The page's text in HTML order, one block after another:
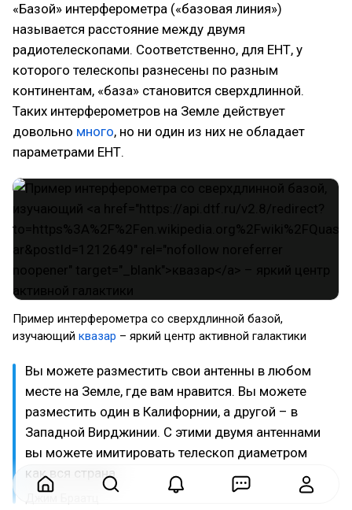
«Базой» интерферометра («базовая линия»)
называется расстояние между двумя
радиотелескопами. Соответственно, для ЕНТ, у
которого телескопы разнесены по разным
континентам, «база» становится сверхдлинной.
Таких интерферометров на Земле действует
довольно много, но ни один из них не обладает
параметрами ЕНТ.
Пример интерферометра со сверхдлинной базой,
изучающий квазар – яркий центр активной галактики
Вы можете разместить свои антенны в любом
месте на Земле, где вам нравится. Вы можете
разместить один в Калифорнии, а другой – в
Западной Вирджинии. С этими двумя антеннами
вы можете имитировать телескоп диаметром
как вся страна.